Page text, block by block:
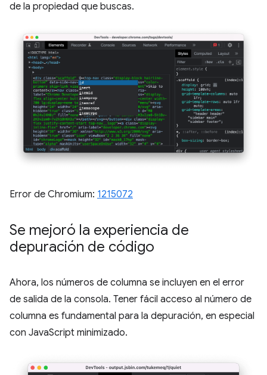
de la propiedad que buscas.
Error de Chromium: 1215072
Se mejoró la experiencia de
depuración de código
Ahora, los números de columna se incluyen en el error
de salida de la consola. Tener fácil acceso al número de
columna es fundamental para la depuración, en especial
con JavaScript minimizado.